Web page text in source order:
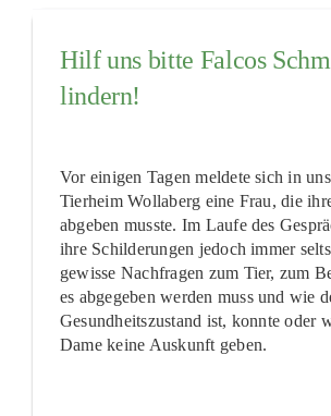
Hilf uns bitte Falcos
lindern!
Vor einigen Tagen meldete sich in
Tierheim Wollaberg eine Frau, die
abgeben musste. Im Laufe des
ihre Schilderungen jedoch immer
gewisse Nachfragen zum Tier, zum
es abgegeben werden muss und wie
Gesundheitszustand ist, konnte oder
Dame keine Auskunft geben.